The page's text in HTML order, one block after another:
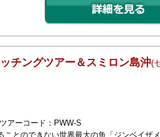
チングツアー＆スミロン島沖(
ツアーコード：PWW-S
ことのできない世界最大の魚「ジンベイザ